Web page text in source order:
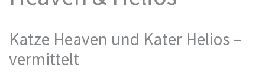
Katze Heaven und Kater Helios –
vermittelt